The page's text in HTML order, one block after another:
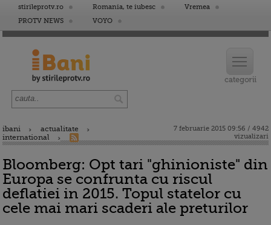
stirileprotv.ro Romania, te iubesc
Vremea
PROTV NEWS
VOYO
ibani
actualitate
international
7 februarie 2015 09:56 / 4942
vizualizari
Bloomberg: Opt tari "ghinioniste" din
Europa se confrunta cu riscul
deflatiei in 2015. Topul statelor cu
cele mai mari scaderi ale preturilor